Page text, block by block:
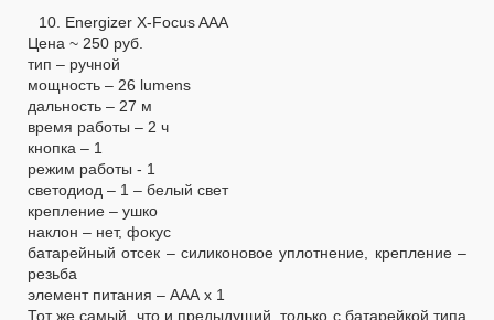
10. Energizer X-Focus AAA
Цена ~ 250 руб.
тип – ручной
мощность – 26 lumens
дальность – 27 м
время работы – 2 ч
кнопка – 1
режим работы - 1
светодиод – 1 – белый свет
крепление – ушко
наклон – нет, фокус
батарейный отсек – силиконовое уплотнение, крепление –
резьба
элемент питания – ААА х 1
Тот же самый, что и предыдущий, только с батарейкой типа